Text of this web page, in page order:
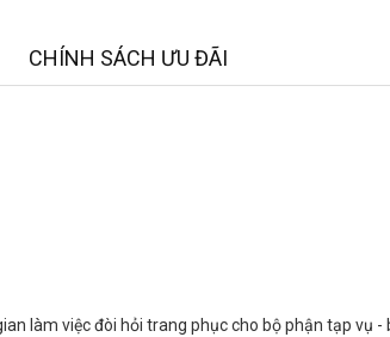
CHÍNH SÁCH ƯU ĐÃI
làm việc đòi hỏi trang phục cho bộ phận tạp vụ